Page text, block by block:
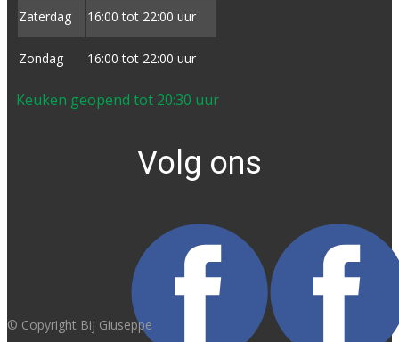
Zaterdag 16:00 tot ​22:00 uur
Zondag 16:00 tot ​22:00 uur
Keuken geopend tot 20:30 uur
Volg ons
© Copyright Bij Giuseppe